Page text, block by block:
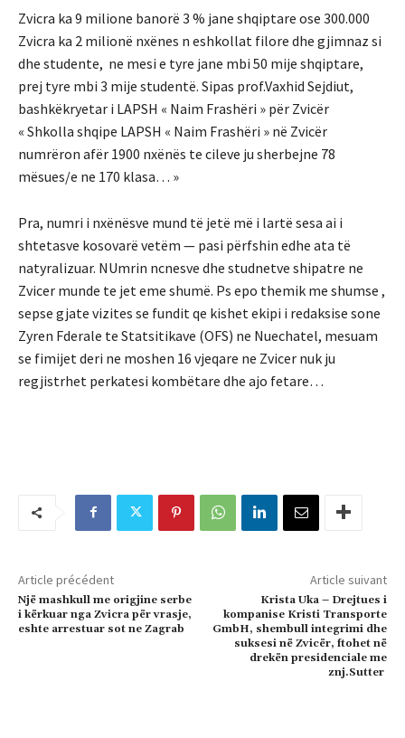
Zvicra ka 9 milione banorë 3 % jane shqiptare ose 300.000
Zvicra ka 2 milionë nxënes n eshkollat filore dhe gjimnaz si
dhe studente, ne mesi e tyre jane mbi 50 mije shqiptare,
prej tyre mbi 3 mije studentë. Sipas prof.Vaxhid Sejdiut,
bashkëkryetar i LAPSH « Naim Frashëri » për Zvicër
« Shkolla shqipe LAPSH « Naim Frashëri » në Zvicër
numrëron afër 1900 nxënës te cileve ju sherbejne 78
mësues/e ne 170 klasa… »
Pra, numri i nxënësve mund të jetë më i lartë sesa ai i
shtetasve kosovarë vetëm — pasi përfshin edhe ata të
natyralizuar. NUmrin ncnesve dhe studnetve shipatre ne
Zvicer munde te jet eme shumë. Ps epo themik me shumse ,
sepse gjate vizites se fundit qe kishet ekipi i redaksise sone
Zyren Fderale te Statsitikave (OFS) ne Nuechatel, mesuam
se fimijet deri ne moshen 16 vjeqare ne Zvicer nuk ju
regjistrhet perkatesi kombëtare dhe ajo fetare…
Article précédent
Një mashkull me origjine serbe
i kërkuar nga Zvicra për vrasje,
eshte arrestuar sot ne Zagrab
Article suivant
Krista Uka – Drejtues i
kompanise Kristi Transporte
GmbH, shembull integrimi dhe
suksesi në Zvicër, ftohet në
drekën presidenciale me
znj.Sutter